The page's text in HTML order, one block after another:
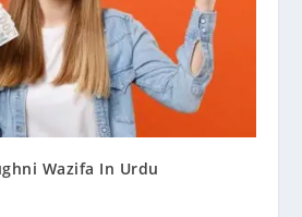
Wazifa In Urdu